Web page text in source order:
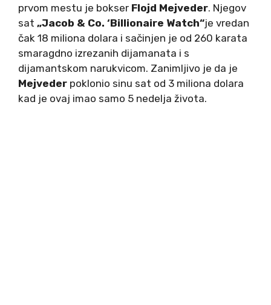
prvom mestu je bokser Flojd Mejveder. Njegov
sat „Jacob & Co. ‘Billionaire Watch“je vredan
čak 18 miliona dolara i sačinjen je od 260 karata
smaragdno izrezanih dijamanata i s
dijamantskom narukvicom. Zanimljivo je da je
Mejveder poklonio sinu sat od 3 miliona dolara
kad je ovaj imao samo 5 nedelja života.